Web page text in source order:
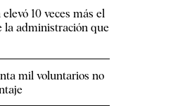
elevó 10 veces más el
la administración que
mil voluntarios no